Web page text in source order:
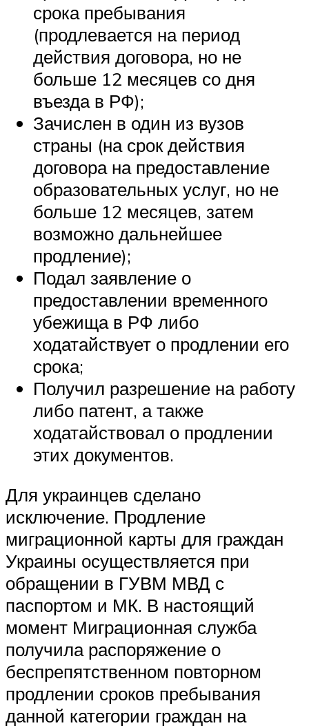
срока пребывания
(продлевается на период
действия договора, но не
больше 12 месяцев со дня
въезда в РФ);
Зачислен в один из вузов
страны (на срок действия
договора на предоставление
образовательных услуг, но не
больше 12 месяцев, затем
возможно дальнейшее
продление);
Подал заявление о
предоставлении временного
убежища в РФ либо
ходатайствует о продлении его
срока;
Получил разрешение на работу
либо патент, а также
ходатайствовал о продлении
этих документов.
Для украинцев сделано
исключение. Продление
миграционной карты для граждан
Украины осуществляется при
обращении в ГУВМ МВД с
паспортом и МК. В настоящий
момент Миграционная служба
получила распоряжение о
беспрепятственном повторном
продлении сроков пребывания
данной категории граждан на